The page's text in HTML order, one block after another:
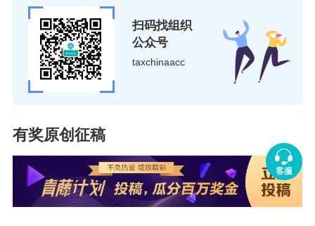
户收款进行严格规范。从合同审批、个人账户收
款、发货、复核、交存银行到对账，都要有清晰
的流程。财务部门要认真复核内控流转单据，准
确确认销售收入并进行账务处理。同时，设立审
检查，及时发现并纠正可能存在的问题。
（二）规范账户管理与协议签订
尽量避免使用个人银行账户收取销售款项，若确
扫码找组织
公众号
taxchinaacc
有奖原创征稿
客服